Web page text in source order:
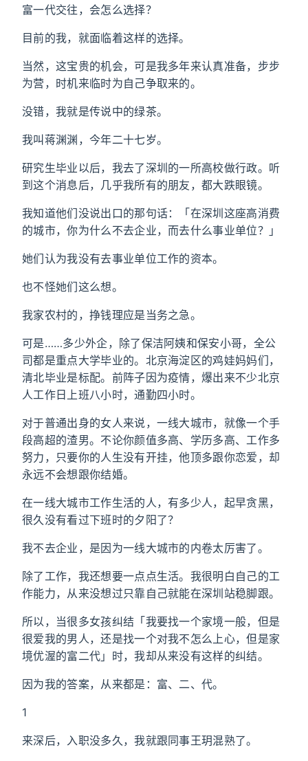
富一代交往，会怎么选择？
目前的我，就面临着这样的选择。
当然，这宝贵的机会，可是我多年来认真准备，步步
为营，时机来临时为自己争取来的。
没错，我就是传说中的绿茶。
我叫蒋渊渊，今年二十七岁。
研究生毕业以后，我去了深圳的一所高校做行政。听
到这个消息后，几乎我所有的朋友，都大跌眼镜。
我知道他们没说出口的那句话：「在深圳这座高消费
的城市，你为什么不去企业，而去什么事业单位？」
她们认为我没有去事业单位工作的资本。
也不怪她们这么想。
我家农村的，挣钱理应是当务之急。
可是……多少外企，除了保洁阿姨和保安小哥，全公
司都是重点大学毕业的。北京海淀区的鸡娃妈妈们，
清北毕业是标配。前阵子因为疫情，爆出来不少北京
人工作日上班八小时，通勤四小时。
对于普通出身的女人来说，一线大城市，就像一个手
段高超的渣男。不论你颜值多高、学历多高、工作多
努力，只要你的人生没有开挂，他顶多跟你恋爱，却
永远不会想跟你结婚。
在一线大城市工作生活的人，有多少人，起早贪黑，
很久没有看过下班时的夕阳了？
我不去企业，是因为一线大城市的内卷太厉害了。
除了工作，我还想要一点点生活。我很明白自己的工
作能力，从来没想过只靠自己就能在深圳站稳脚跟。
所以，当很多女孩纠结「我要找一个家境一般，但是
很爱我的男人，还是找一个对我不怎么上心，但是家
境优渥的富二代」时，我却从来没有这样的纠结。
因为我的答案，从来都是：富、二、代。
1
来深后，入职没多久，我就跟同事王玥混熟了。